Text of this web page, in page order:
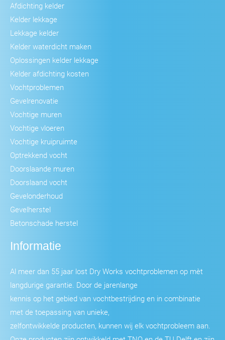
Afdichting kelder
Kelder lekkage
Lekkage kelder
Kelder waterdicht maken
Oplossingen kelder lekkage
Kelder afdichting kosten
Vochtproblemen
Gevelrenovatie
Vochtige muren
Vochtige vloeren
Vochtige kruipruimte
Optrekkend vocht
Doorslaande muren
Doorslaand vocht
Gevelonderhoud
Gevelherstel
Betonschade herstel
Informatie
Al meer dan 55 jaar lost Dry Works vochtproblemen op mèt
langdurige garantie. Door de jarenlange
kennis op het gebied van vochtbestrijding en in combinatie
met de toepassing van unieke,
zelfontwikkelde producten, kunnen wij elk vochtprobleem aan.